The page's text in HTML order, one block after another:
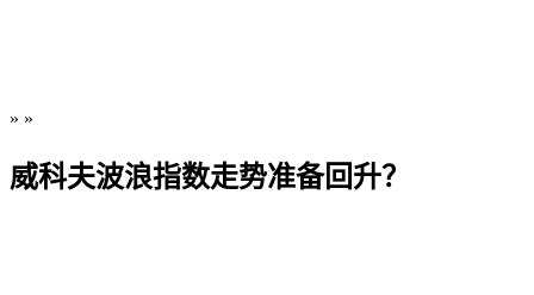
» »
威科夫波浪指数走势准备回升？